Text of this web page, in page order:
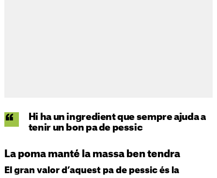
Hi ha un ingredient que sempre ajuda a
tenir un bon pa de pessic
La poma manté la massa ben tendra
El gran valor d’aquest pa de pessic és la